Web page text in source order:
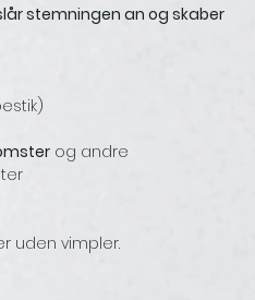
stemningen an og skaber
og andre
uden vimpler.